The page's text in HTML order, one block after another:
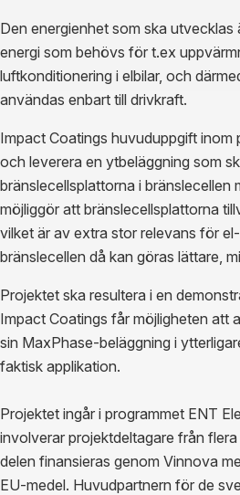
Den energienhet som ska utvecklas
energi som behövs för t.ex
luftkonditionering i elbilar, och
användas enbart till drivkraft.
Impact Coatings huvuduppgift inom
och leverera en ytbeläggning som
bränslecellsplattorna i bränslecellen
möjliggör att bränslecellsplattorna
vilket är av extra stor relevans för
bränslecellen då kan göras lättare,
Projektet ska resultera i en
Impact Coatings får möjligheten att
sin MaxPhase-beläggning i
faktisk applikation.
Projektet ingår i programmet ENT
involverar projektdeltagare från
delen finansieras genom Vinnova
EU-medel. Huvudpartnern för de